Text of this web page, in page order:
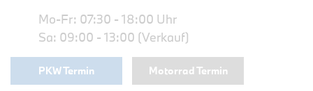
Mo-Fr: 07:30 - 18:00 Uhr
Sa: 09:00 - 13:00 (Verkauf)
PKW Termin Motorrad Termin